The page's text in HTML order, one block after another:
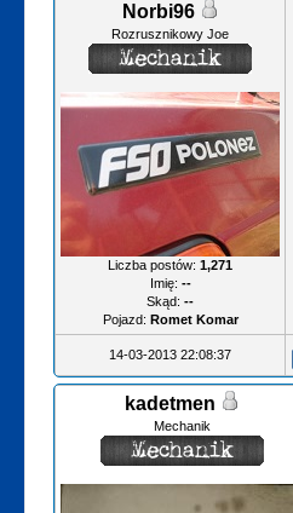
Norbi96
Rozrusznikowy Joe
Liczba postów:1,271
Imię: --
Skąd: --
Pojazd: Romet Komar
14-03-2013 22:08:37
kadetmen
Mechanik